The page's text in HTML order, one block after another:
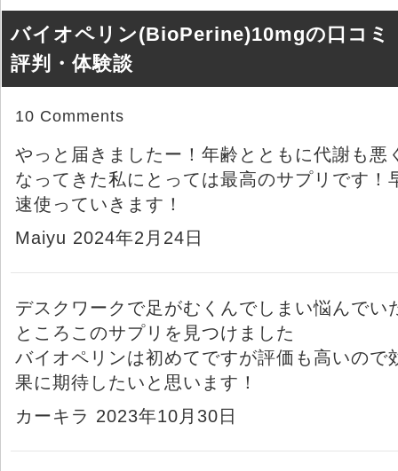
バイオペリン(BioPerine)10mgの口コミ
評判・体験談
10 Comments
やっと届きましたー！年齢とともに代謝も悪
なってきた私にとっては最高のサプリです！
速使っていきます！
Maiyu 2024年2月24日
デスクワークで足がむくんでしまい悩んでい
ところこのサプリを見つけました
バイオペリンは初めてですが評価も高いので
果に期待したいと思います！
カーキラ 2023年10月30日